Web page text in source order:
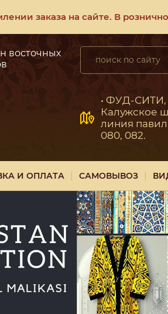
заказа на сайте. В
восточных
• ФУД-СИТИ,
Калужское
линия
080, 082.
И ОПЛАТА САМОВЫВОЗ